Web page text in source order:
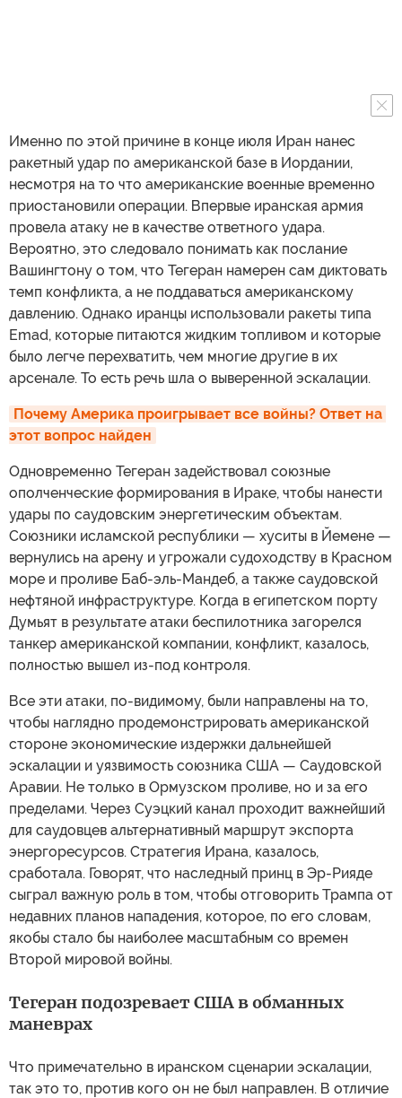
Именно по этой причине в конце июля Иран нанес
ракетный удар по американской базе в Иордании,
несмотря на то что американские военные временно
приостановили операции. Впервые иранская армия
провела атаку не в качестве ответного удара.
Вероятно, это следовало понимать как послание
Вашингтону о том, что Тегеран намерен сам диктовать
темп конфликта, а не поддаваться американскому
давлению. Однако иранцы использовали ракеты типа
Emad, которые питаются жидким топливом и которые
было легче перехватить, чем многие другие в их
арсенале. То есть речь шла о выверенной эскалации.
Почему Америка проигрывает все войны? Ответ на
этот вопрос найден
Одновременно Тегеран задействовал союзные
ополченческие формирования в Ираке, чтобы нанести
удары по саудовским энергетическим объектам.
Союзники исламской республики — хуситы в Йемене —
вернулись на арену и угрожали судоходству в Красном
море и проливе Баб-эль-Мандеб, а также саудовской
нефтяной инфраструктуре. Когда в египетском порту
Думьят в результате атаки беспилотника загорелся
танкер американской компании, конфликт, казалось,
полностью вышел из-под контроля.
Все эти атаки, по-видимому, были направлены на то,
чтобы наглядно продемонстрировать американской
стороне экономические издержки дальнейшей
эскалации и уязвимость союзника США — Саудовской
Аравии. Не только в Ормузском проливе, но и за его
пределами. Через Суэцкий канал проходит важнейший
для саудовцев альтернативный маршрут экспорта
энергоресурсов. Стратегия Ирана, казалось,
сработала. Говорят, что наследный принц в Эр-Рияде
сыграл важную роль в том, чтобы отговорить Трампа от
недавних планов нападения, которое, по его словам,
якобы стало бы наиболее масштабным со времен
Второй мировой войны.
Тегеран подозревает США в обманных
маневрах
Что примечательно в иранском сценарии эскалации,
так это то, против кого он не был направлен. В отличие